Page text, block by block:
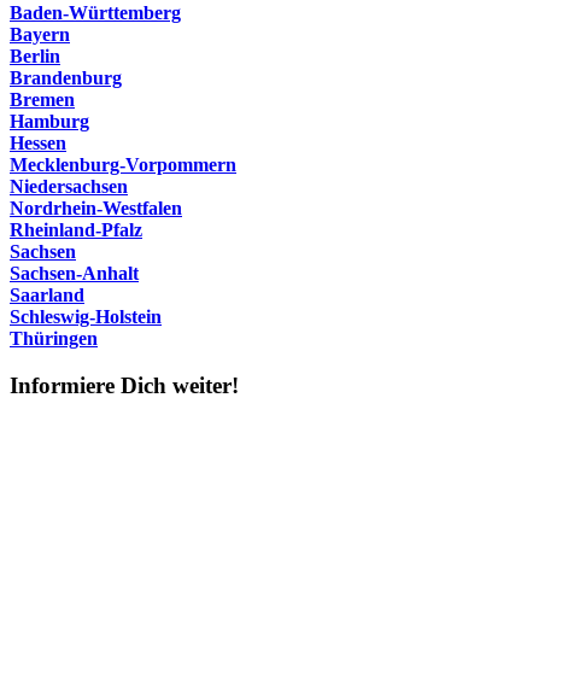
Baden-Württemberg
Bayern
Berlin
Brandenburg
Bremen
Hamburg
Hessen
Mecklenburg-Vorpommern
Niedersachsen
Nordrhein-Westfalen
Rheinland-Pfalz
Sachsen
Sachsen-Anhalt
Saarland
Schleswig-Holstein
Thüringen
Informiere Dich weiter!